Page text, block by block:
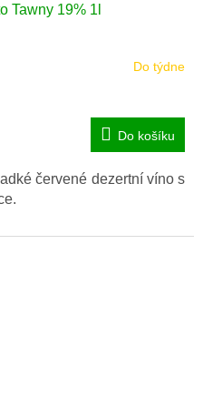
Tawny 19% 1l
Do týdne
Do košíku
červené dezertní víno s